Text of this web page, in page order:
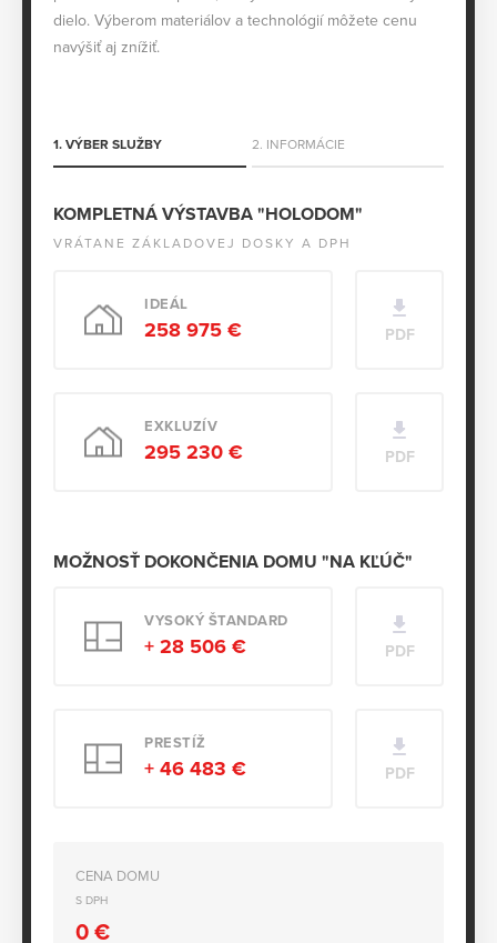
1. VÝBER SLUŽBY 2. INFORMÁCIE
KOMPLETNÁ VÝSTAVBA "HOLODOM"
VRÁTANE ZÁKLADOVEJ DOSKY A DPH
IDEÁL
258 975 € PDF
EXKLUZÍV
295 230 € PDF
MOŽNOSŤ DOKONČENIA DOMU "NA KĽÚČ"
VYSOKÝ ŠTANDARD
+ 28 506 € PDF
PRESTÍŽ
+ 46 483 € PDF
CENA DOMU
S DPH
0 €
dielo. Výberom materiálov a technológií môžete cenu
navýšiť aj znížiť.